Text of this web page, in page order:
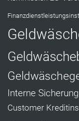
Interne
Customer